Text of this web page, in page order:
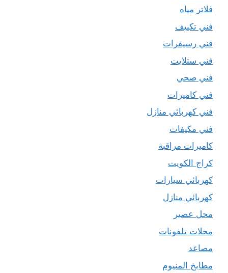
فلاتر مياه
فني تكييف
فني رسيفرات
فني ستلايت
فني صحي
فني كاميرات
فني كهربائي منازل
فني مكيفات
كاميرات مراقبة
كراج الكويت
كهربائي سيارات
كهربائي منازل
محل عصير
محلات تلفونات
مصاعد
مطابخ المنيوم